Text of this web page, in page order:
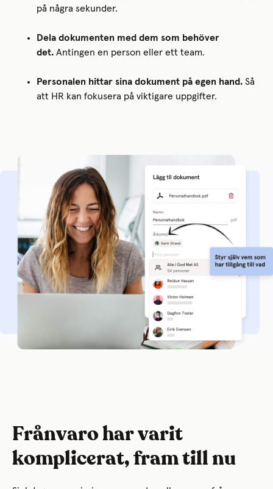
på några sekunder.
Dela dokumenten med dem som behöver
det. Antingen en person eller ett team.
Personalen hittar sina dokument på egen hand. Så
att HR kan fokusera på viktigare uppgifter.
Frånvaro har varit
komplicerat, fram till nu